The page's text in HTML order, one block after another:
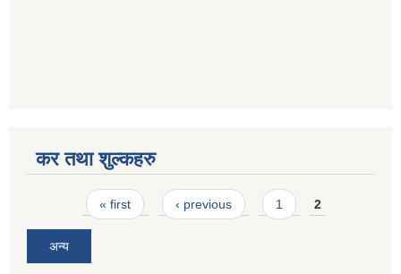
कर तथा शुल्कहरु
Pages« first ‹ previous 1 2
अन्य